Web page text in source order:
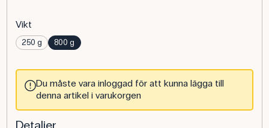
Vikt
250 g 800 g
Du måste vara inloggad för att kunna lägga till
denna artikel i varukorgen